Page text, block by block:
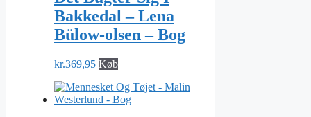
Bakkedal – Lena
Bülow-olsen – Bog
kr.369,95 Køb